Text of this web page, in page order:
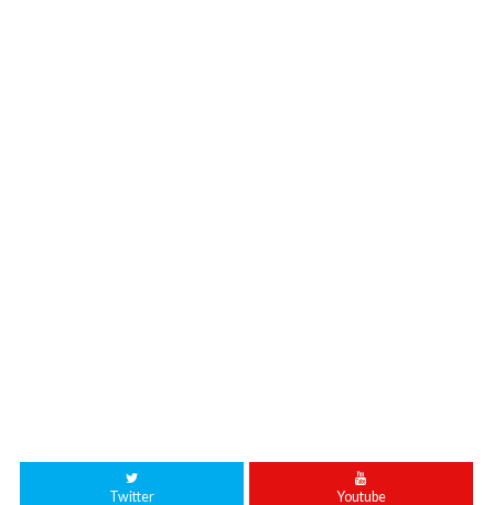
Twitter Youtube